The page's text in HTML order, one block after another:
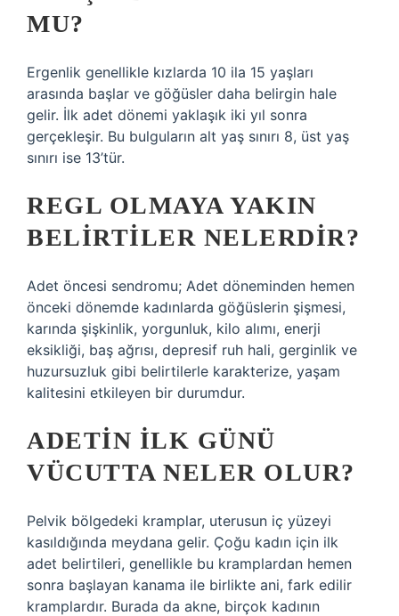
MU?
Ergenlik genellikle kızlarda 10 ila 15 yaşları
arasında başlar ve göğüsler daha belirgin hale
gelir. İlk adet dönemi yaklaşık iki yıl sonra
gerçekleşir. Bu bulguların alt yaş sınırı 8, üst yaş
sınırı ise 13’tür.
REGL OLMAYA YAKIN
BELIRTILER NELERDIR?
Adet öncesi sendromu; Adet döneminden hemen
önceki dönemde kadınlarda göğüslerin şişmesi,
karında şişkinlik, yorgunluk, kilo alımı, enerji
eksikliği, baş ağrısı, depresif ruh hali, gerginlik ve
huzursuzluk gibi belirtilerle karakterize, yaşam
kalitesini etkileyen bir durumdur.
ADETIN ILK GÜNÜ
VÜCUTTA NELER OLUR?
Pelvik bölgedeki kramplar, uterusun iç yüzeyi
kasıldığında meydana gelir. Çoğu kadın için ilk
adet belirtileri, genellikle bu kramplardan hemen
sonra başlayan kanama ile birlikte ani, fark edilir
kramplardır. Burada da akne, birçok kadının